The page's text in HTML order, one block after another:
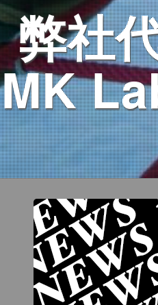
弊社
MK